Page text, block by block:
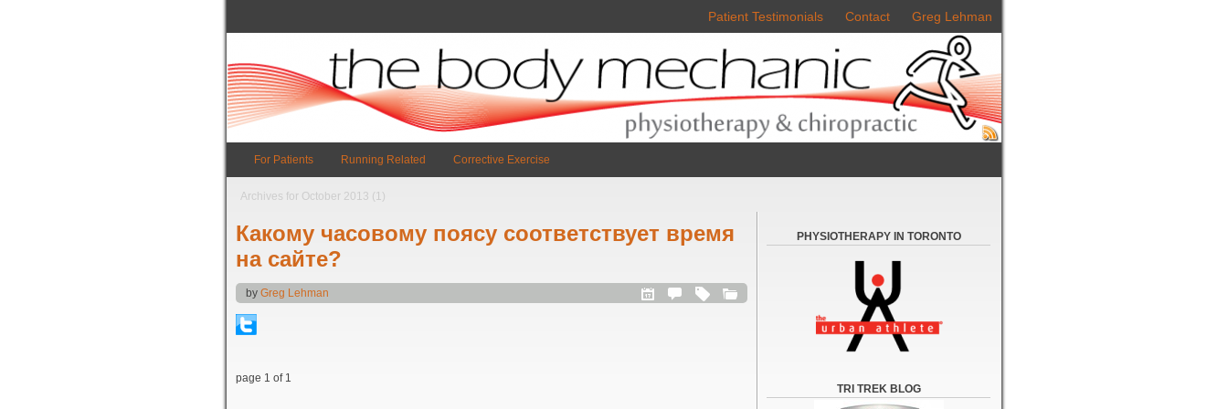
Patient Testimonials Contact Greg Lehman
For Patients Running Related Corrective Exercise
Archives for October 2013 (1)
Какому часовому поясу соответствует время
на сайте?
by Greg Lehman
page 1 of 1
PHYSIOTHERAPY IN TORONTO
TRI TREK BLOG